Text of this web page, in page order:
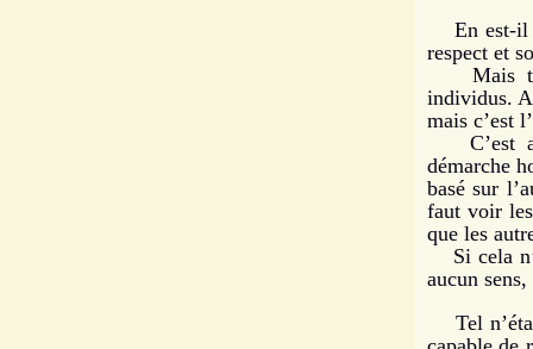
En est-il
respect et
Mais
individus.
mais c’est
C’est
démarche
basé sur
faut voir
que les
Si cela
aucun
Tel